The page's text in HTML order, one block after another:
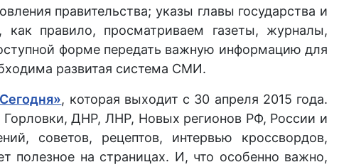
правительства; указы главы государства и
правило, просматриваем газеты, журналы,
форме передать важную информацию для
развитая система СМИ.
, которая выходит с 30 апреля 2015 года.
ДНР, ЛНР, Новых регионов РФ, России и
советов, рецептов, интервью кроссвордов,
полезное на страницах. И, что особенно важно,